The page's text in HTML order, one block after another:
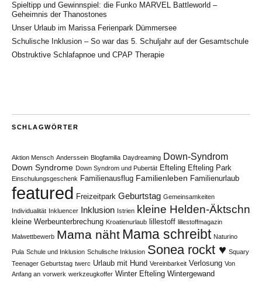
Spieltipp und Gewinnspiel: die Funko MARVEL Battleworld –
Geheimnis der Thanostones
Unser Urlaub im Marissa Ferienpark Dümmersee
Schulische Inklusion – So war das 5. Schuljahr auf der Gesamtschule
Obstruktive Schlafapnoe und CPAP Therapie
SCHLAGWÖRTER
Aktion Mensch Anderssein Blogfamilia Daydreaming Down-Syndrom
Down Syndrome Down Syndrom und Pubertät Efteling Efteling Park
Einschulungsgeschenk Familienausflug Familienleben Familienurlaub
featured Freizeitpark Geburtstag Gemeinsamkeiten
Individualität Inkluencer Inklusion Istrien kleine Helden-Äktschn
kleine Werbeunterbrechung Kroatienurlaub lillestoff lillestoffmagazin
Malwettbewerb Mama näht Mama schreibt Naturino
Pula Schule und Inklusion Schulische Inklusion Sonea rockt ♥ Squary
Teenager Geburtstag twerc Urlaub mit Hund Vereinbarkeit Verlosung Von
Anfang an vorwerk werkzeugkoffer Winter Efteling Wintergewand